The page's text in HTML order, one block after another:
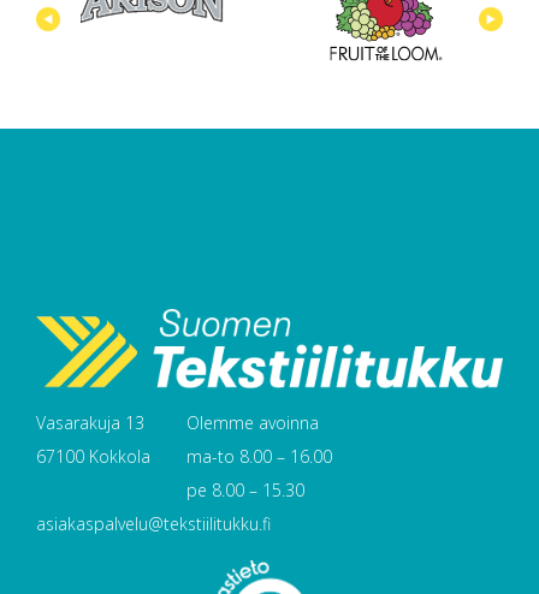
Vasarakuja 13
67100 Kokkola
Olemme avoinna
ma-to 8.00 – 16.00
pe 8.00 – 15.30
asiakaspalvelu@tekstiilitukku.fi